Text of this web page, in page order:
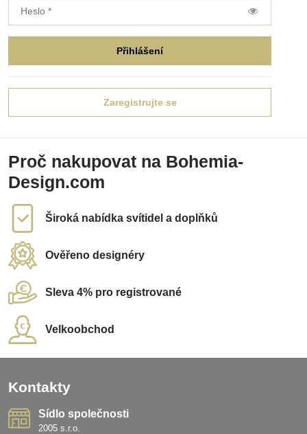
Přihlášení
Zaregistrujte se
Proč nakupovat na Bohemia-
Design.com
Široká nabídka svítidel a doplňků
Ověřeno designéry
Sleva 4% pro registrované
Velkoobchod
Kontakty
Sídlo společnosti
2005 s.r.o.